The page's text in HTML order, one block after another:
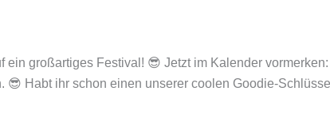
großartiges Festival! 😎 Jetzt im Kalender
Habt ihr schon einen unserer coolen Goodie-